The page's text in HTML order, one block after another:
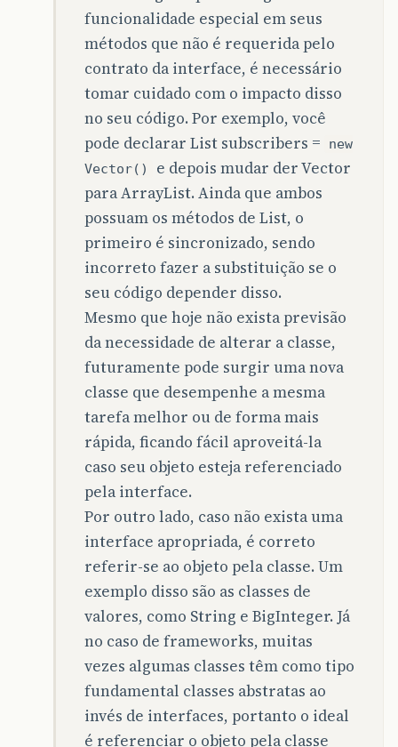
funcionalidade especial em seus
métodos que não é requerida pelo
contrato da interface, é necessário
tomar cuidado com o impacto disso
no seu código. Por exemplo, você
pode declarar List subscribers =
new
Vector()
e depois mudar der Vector
para ArrayList. Ainda que ambos
possuam os métodos de List, o
primeiro é sincronizado, sendo
incorreto fazer a substituição se o
seu código depender disso.
Mesmo que hoje não exista previsão
da necessidade de alterar a classe,
futuramente pode surgir uma nova
classe que desempenhe a mesma
tarefa melhor ou de forma mais
rápida, ficando fácil aproveitá-la
caso seu objeto esteja referenciado
pela interface.
Por outro lado, caso não exista uma
interface apropriada, é correto
referir-se ao objeto pela classe. Um
exemplo disso são as classes de
valores, como String e BigInteger. Já
no caso de frameworks, muitas
vezes algumas classes têm como tipo
fundamental classes abstratas ao
invés de interfaces, portanto o ideal
é referenciar o objeto pela classe